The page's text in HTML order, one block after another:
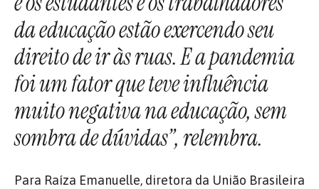
da educação estão exercendo seu
direito de ir às ruas. E a pandemia
foi um fator que teve influência
muito negativa na educação, sem
sombra de dúvidas”, relembra.
Para Raíza Emanuelle, diretora da União Brasileira